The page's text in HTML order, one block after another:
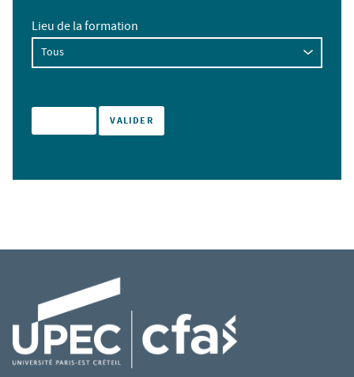
Lieu de la formation